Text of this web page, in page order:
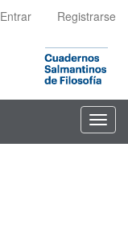
Entrar Registrarse